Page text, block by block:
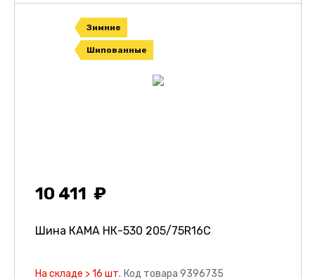
Зимние
Шипованные
10 411
Шина КАМА НК-530 205/75R16C
На складе > 16 шт. Код товара 9396735